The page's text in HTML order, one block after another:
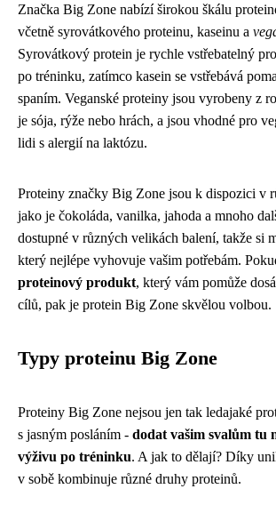
Značka Big Zone nabízí širokou škálu
včetně syrovátkového proteinu, kaseinu a
Syrovátkový protein je rychle vstřebatelný
po tréninku, zatímco kasein se vstřebává
spaním. Veganské proteiny jsou vyrobeny z
je sója, rýže nebo hrách, a jsou vhodné pro
lidi s alergií na laktózu.
Proteiny značky Big Zone jsou k dispozici v
jako je čokoláda, vanilka, jahoda a mnoho
dostupné v různých velikách balení, takže si
který nejlépe vyhovuje vašim potřebám.
proteinový produkt, který vám pomůže
cílů, pak je protein Big Zone skvělou volbou.
Typy proteinu Big Zone
Proteiny Big Zone nejsou jen tak ledajaké
s jasným posláním - dodat vašim svalům tu
výživu po tréninku. A jak to dělají? Díky
v sobě kombinuje různé druhy proteinů.